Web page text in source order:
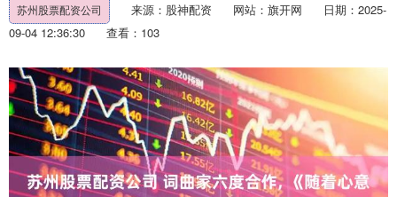
苏州股票配资公司 来源：股神配资 网站：旗开网
日期：2025-
09-04 12:36:30
查看：103